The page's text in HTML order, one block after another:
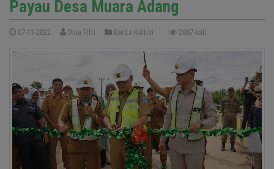
Payau Desa Muara Adang
07-11-2022 Dina Fitri Berita Kaltim 2067 kali